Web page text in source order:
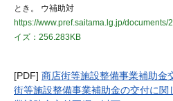
とき。 ウ補助対
https://www.pref.saitama.lg.jp/documents/
イズ：256.283KB
[PDF] 商店街等施設整備事業補助金
街等施設整備事業補助金の交付に